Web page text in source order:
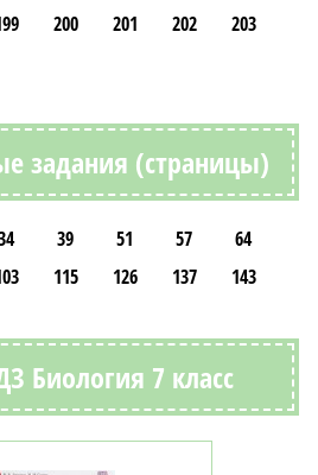
200 201 202
203
задания (страницы)
39 51 57
64
115 126 137 143
Биология 7 класс